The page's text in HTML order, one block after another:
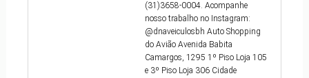
(31)3658-0004. Acompanhe
nosso trabalho no Instagram:
@dnaveiculosbh Auto Shopping
do Avião Avenida Babita
Camargos, 1295 1º Piso Loja 105
e 3º Piso Loja 306 Cidade